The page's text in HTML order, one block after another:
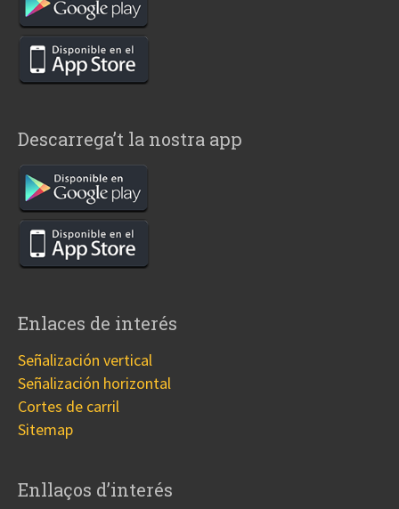
Descarrega’t la nostra app
Enlaces de interés
Señalización vertical
Señalización horizontal
Cortes de carril
Sitemap
Enllaços d’interés